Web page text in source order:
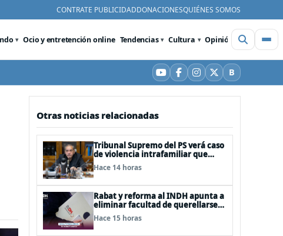
CONTRATE PUBLICIDADDONACIONESQUIÉNES SOMOS
Ocio y entretención online Tendencias Cultura Opinión Videos
YouTube
Facebook
Instagram
X BBluesky
Otras noticias relacionadas
Tribunal Supremo del PS verá caso
de violencia intrafamiliar que
afecta al senador Fidel Espinoza
Hace 14 horas
Rabat y reforma al INDH apunta a
eliminar facultad de querellarse
para hacerlo “consultivo”
Hace 15 horas